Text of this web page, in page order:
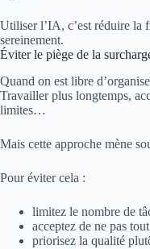
Utiliser l’IA, c’est réduire la
sereinement.
Éviter le piège de la
Quand on est libre
Travailler plus longtemps,
limites…
Mais cette approche mène
Pour éviter cela :
limitez le nombre de
acceptez de ne pas
priorisez la qualité